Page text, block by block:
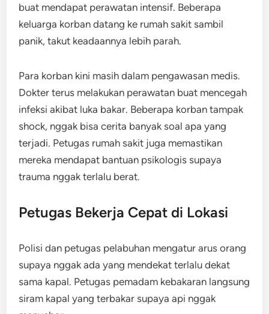
buat mendapat perawatan intensif. Beberapa
keluarga korban datang ke rumah sakit sambil
panik, takut keadaannya lebih parah.
Para korban kini masih dalam pengawasan medis.
Dokter terus melakukan perawatan buat mencegah
infeksi akibat luka bakar. Beberapa korban tampak
shock, nggak bisa cerita banyak soal apa yang
terjadi. Petugas rumah sakit juga memastikan
mereka mendapat bantuan psikologis supaya
trauma nggak terlalu berat.
Petugas Bekerja Cepat di Lokasi
Polisi dan petugas pelabuhan mengatur arus orang
supaya nggak ada yang mendekat terlalu dekat
sama kapal. Petugas pemadam kebakaran langsung
siram kapal yang terbakar supaya api nggak